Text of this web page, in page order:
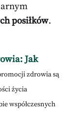
posiłków.
Jak
zdrowia są
życia
współczesnych